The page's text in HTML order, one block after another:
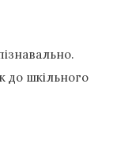
до шкільного